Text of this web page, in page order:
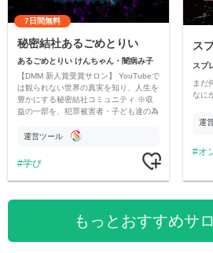
7日間無料
秘密結社あるごめとりい
あるごめとりい けんちゃん・闇病み子
【DMM 新人賞受賞サロン】 YouTubeで
は観られない世界の真実を知り、人生を
豊かにする秘密結社コミュニティ ※収
益の一部を、犯罪被害者・子ども達の為
す運営ツール
学び
ス
スプ
まだ
なに
運
オ
もっとおすすめサ